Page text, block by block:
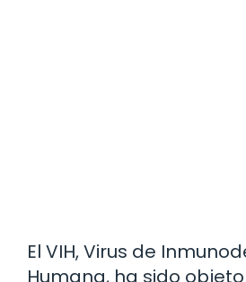
El VIH, Virus de
Humana, ha sido